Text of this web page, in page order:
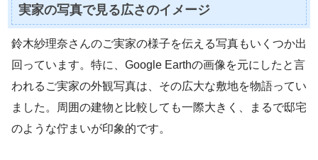
実家の写真で見る広さのイメージ
鈴木紗理奈さんのご実家の様子を伝える写真もいくつか出
回っています。特に、Google Earthの画像を元にしたと言
われるご実家の外観写真は、その広大な敷地を物語ってい
ました。周囲の建物と比較しても一際大きく、まるで邸宅
のような佇まいが印象的です。